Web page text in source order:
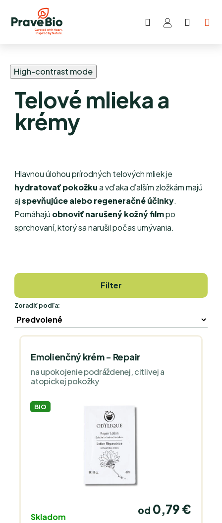
Prejsť
Hľadať
High-contrast mode
Telové mlieka a
krémy
Hlavnou úlohou prírodných telových mliek je
hydratovať pokožkua vďaka ďalším zložkám majú
ajspevňujúce alebo regeneračné účinky.
Pomáhajú obnoviť narušený kožný filmpo
sprchovaní, ktorý sa narušil počas umývania.
Filter
Zoradiť podľa:
Emolienčný krém - Repair
na upokojenie podráždenej, citlivej a
atopickej pokožky
BIO
Skladom
od 0,79 €